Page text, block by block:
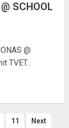
SCHOOL
@
TVET...
11 Next